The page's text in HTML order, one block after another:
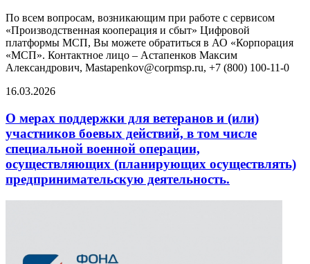
По всем вопросам, возникающим при работе с сервисом
«Производственная кооперация и сбыт» Цифровой
платформы МСП, Вы можете обратиться в АО «Корпорация
«МСП». Контактное лицо – Астапенков Максим
Александрович, Mastapenkov@corpmsp.ru, +7 (800) 100-11-0
16.03.2026
О мерах поддержки для ветеранов и (или)
участников боевых действий, в том числе
специальной военной операции,
осуществляющих (планирующих осуществлять)
предпринимательскую деятельность.